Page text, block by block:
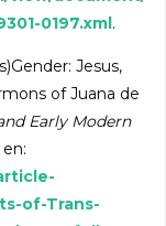
0197.xml.
Jesus,
of Juana de
Early Modern
of-Trans-